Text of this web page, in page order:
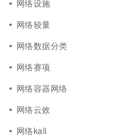
网络设施
网络较量
网络数据分类
网络赛项
网络容器网络
网络云效
网络kali